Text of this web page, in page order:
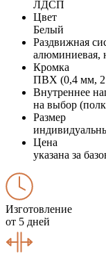
ЛДСП
Цвет
Белый
Раздвижная
алюминиевая,
Кромка
ПВХ (0,4 мм,
Внутреннее
на выбор
Размер
Цена
указана за
Изготовление
от 5 дней